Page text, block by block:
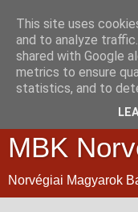
MBK
Norvégiai Magyarok
This site uses
and to analyze
shared with Google
metrics to ensure
statistics, and to